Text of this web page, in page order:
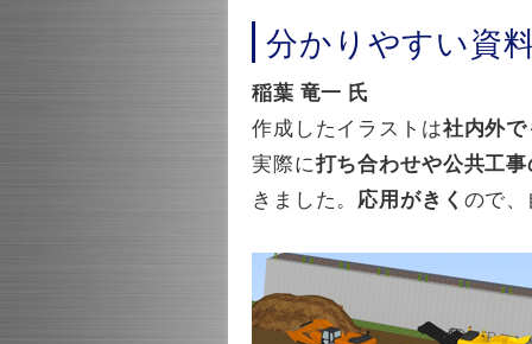
分かりやすい資
稲葉 竜一 氏
作成したイラストは社内外
実際に打ち合わせや公共工
きました。 応用がきく ので